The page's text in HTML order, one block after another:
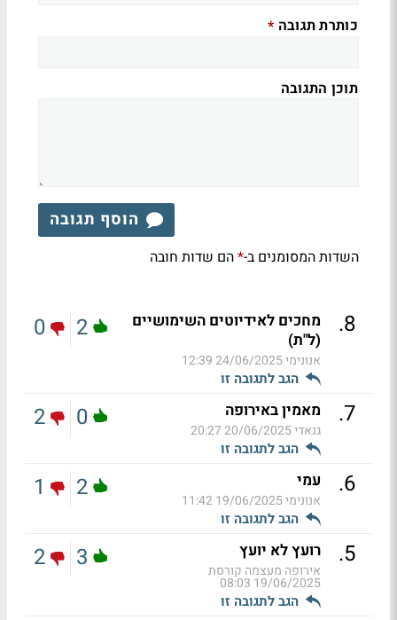
כותרת תגובה *
תוכן התגובה
הוסף תגובה
השדות המסומנים ב-*הם שדות חובה
8
.
מחכים לאידיוטים השימושיים
(ל"ת)
אנונימי24/06/2025 12:39
הגב לתגובה זו
2
0
7
. מאמין באירופה
גנאדי20/06/2025 20:27
הגב לתגובה זו
0
2
6
. עמי
אנונימי19/06/2025 11:42
הגב לתגובה זו
2
1
5
. רועץ לא יועץ
אירופה מעצמה קורסת
19/06/2025 08:03
הגב לתגובה זו
3
2